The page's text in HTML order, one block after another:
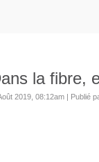
la fibre,
2019, 08:12am | Publié